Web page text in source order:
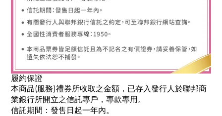
履約保證
本商品(服務)禮券所收取之金額，已存入發行人於聯邦商
業銀行所開立之信託專戶，專款專用。
信託期間：發售日起一年內。